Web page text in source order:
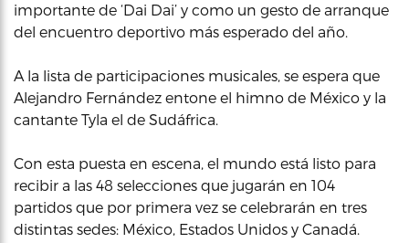
importante de ‘Dai Dai’ y como un gesto de arranque
del encuentro deportivo más esperado del año.
A la lista de participaciones musicales, se espera que
Alejandro Fernández entone el himno de México y la
cantante Tyla el de Sudáfrica.
Con esta puesta en escena, el mundo está listo para
recibir a las 48 selecciones que jugarán en 104
partidos que por primera vez se celebrarán en tres
distintas sedes: México, Estados Unidos y Canadá.